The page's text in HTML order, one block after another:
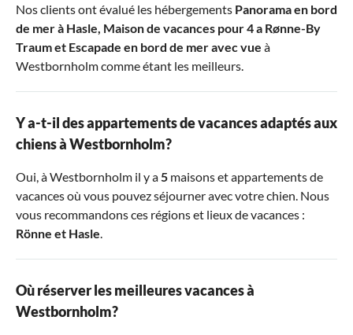
Nos clients ont évalué les hébergements Panorama en bord
de mer à Hasle, Maison de vacances pour 4 a Rønne-By
Traumet Escapade en bord de mer avec vue à
Westbornholm comme étant les meilleurs.
Y a-t-il des appartements de vacances adaptés aux
chiens à Westbornholm?
Oui, à Westbornholm il y a5 maisons et appartements de
vacances où vous pouvez séjourner avec votre chien. Nous
vous recommandons ces régions et lieux de vacances :
Rönne et Hasle.
Où réserver les meilleures vacances à
Westbornholm?